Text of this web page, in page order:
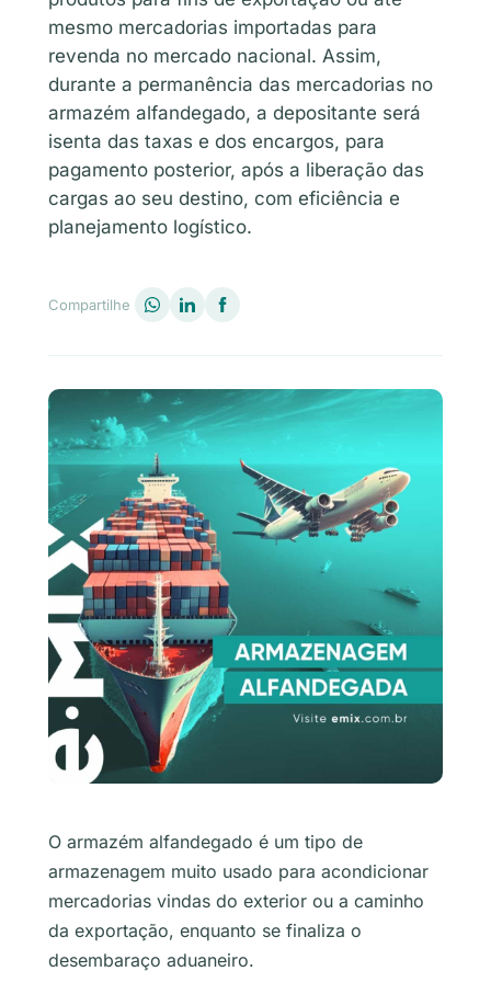
mesmo mercadorias importadas para
revenda no mercado nacional. Assim,
durante a permanência das mercadorias no
armazém alfandegado, a depositante será
isenta das taxas e dos encargos, para
pagamento posterior, após a liberação das
cargas ao seu destino, com eficiência e
planejamento logístico.
Compartilhe
O armazém alfandegado é um tipo de
armazenagem muito usado para acondicionar
mercadorias vindas do exterior ou a caminho
da exportação, enquanto se finaliza o
desembaraço aduaneiro.